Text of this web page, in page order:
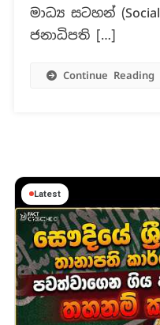
මාධ්‍ය සටහන් (Social
ජනාධිපති […]
Continue Reading
Latest